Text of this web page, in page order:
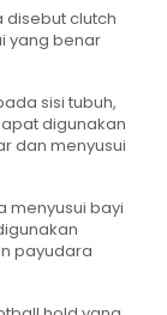
disebut clutch
yang benar
sisi tubuh,
digunakan
dan menyusui
menyusui bayi
payudara